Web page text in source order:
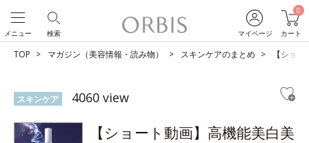
マイページ
0
カート
検索
メニュー
TOP マガジン（美容情報・読み物） スキンケアのまとめ 【ショ
スキンケア 4060 view
【ショート動画】高機能美白美